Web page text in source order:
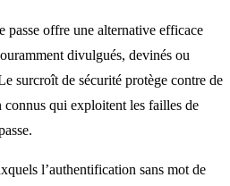
passe offre une alternative efficace
divulgués, devinés ou
surcroît de sécurité protège contre de
connus qui exploitent les failles de
l’authentification sans mot de